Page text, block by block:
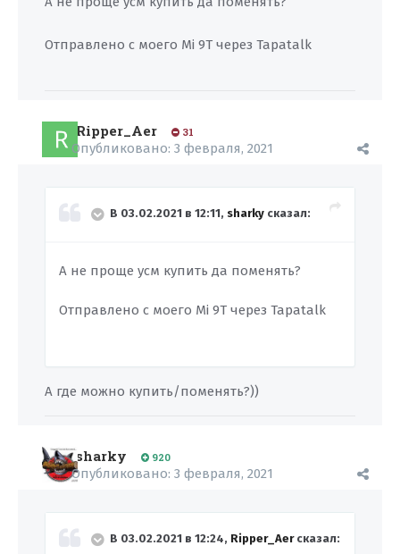
Отправлено с моего Mi 9T через Tapatalk
Ripper_Aer 31
Опубликовано: 3 февраля, 2021
В 03.02.2021 в 12:11, sharky сказал:
А не проще усм купить да поменять?
Отправлено с моего Mi 9T через Tapatalk
А где можно купить/поменять?))
sharky 920
Опубликовано: 3 февраля, 2021
В 03.02.2021 в 12:24, Ripper_Aerсказал: